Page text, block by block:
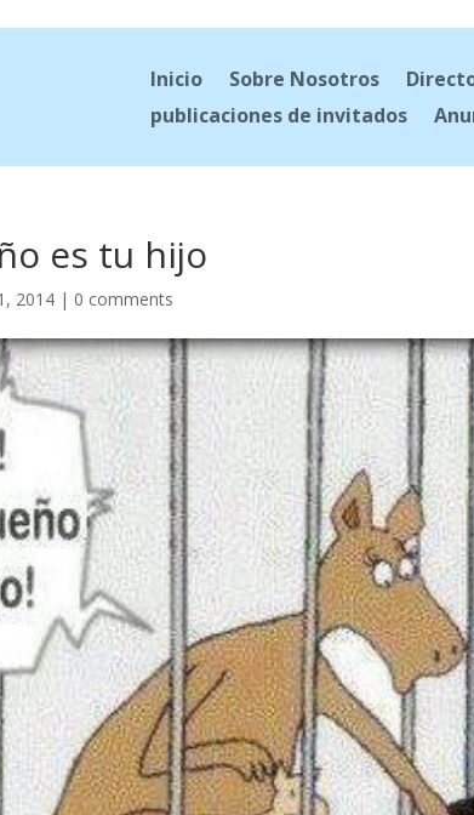
Inicio Sobre Nosotros
publicaciones de invitados
es tu hijo
2014 | 0 comments